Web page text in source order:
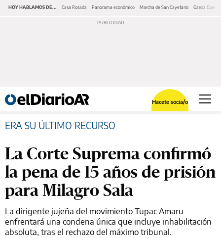
HOY HABLAMOS DE... Casa Rosada Panorama económico Marcha de San Cayetano García Cuerva
Hacete socia/o
ERA SU ÚLTIMO RECURSO
La Corte Suprema confirmó
la pena de 15 años de prisión
para Milagro Sala
La dirigente jujeña del movimiento Tupac Amaru
enfrentará una condena única que incluye inhabilitación
absoluta, tras el rechazo del máximo tribunal.